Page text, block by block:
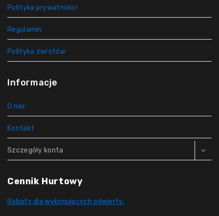
Polityka prywatności
Regulamin
Polityka zwrotów
Informacje
O nas
Kontakt
Szczegóły konta
Cennik Hurtowy
Rabaty dla wykonujących odwierty.